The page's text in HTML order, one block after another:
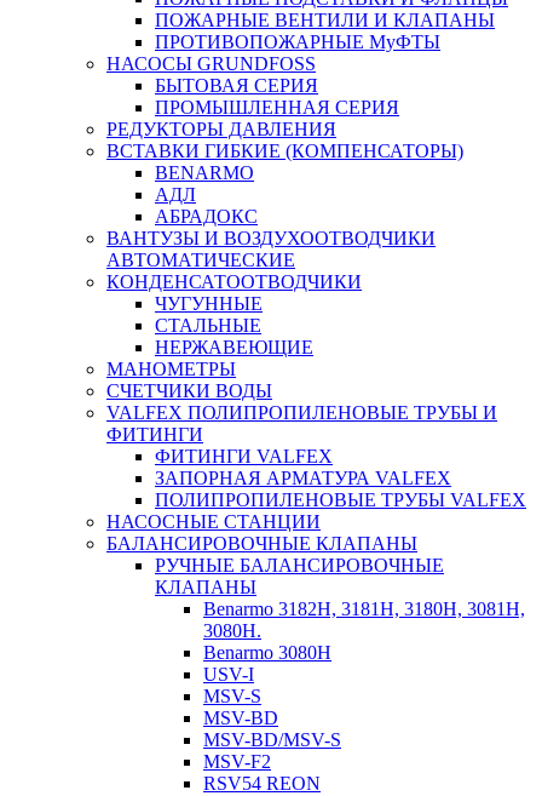
ПОЖАРНЫЕ ВЕНТИЛИ И КЛАПАНЫ
ПРОТИВОПОЖАРНЫЕ МуФТЫ
НАСОСЫ GRUNDFOSS
БЫТОВАЯ СЕРИЯ
ПРОМЫШЛЕННАЯ СЕРИЯ
РЕДУКТОРЫ ДАВЛЕНИЯ
ВСТАВКИ ГИБКИЕ (КОМПЕНСАТОРЫ)
BENARMO
АДЛ
АБРАДОКС
ВАНТУЗЫ И ВОЗДУХООТВОДЧИКИ
АВТОМАТИЧЕСКИЕ
КОНДЕНСАТООТВОДЧИКИ
ЧУГУННЫЕ
СТАЛЬНЫЕ
НЕРЖАВЕЮЩИЕ
МАНОМЕТРЫ
СЧЕТЧИКИ ВОДЫ
VALFEX ПОЛИПРОПИЛЕНОВЫЕ ТРУБЫ И
ФИТИНГИ
ФИТИНГИ VALFEX
ЗАПОРНАЯ АРМАТУРА VALFEX
ПОЛИПРОПИЛЕНОВЫЕ ТРУБЫ VALFEX
НАСОСНЫЕ СТАНЦИИ
БАЛАНСИРОВОЧНЫЕ КЛАПАНЫ
РУЧНЫЕ БАЛАНСИРОВОЧНЫЕ
КЛАПАНЫ
Benarmo 3182H, 3181Н, 3180Н, 3081Н,
3080Н.
Benarmo 3080H
USV-I
MSV-S
MSV-BD
MSV-BD/MSV-S
MSV-F2
RSV54 REON